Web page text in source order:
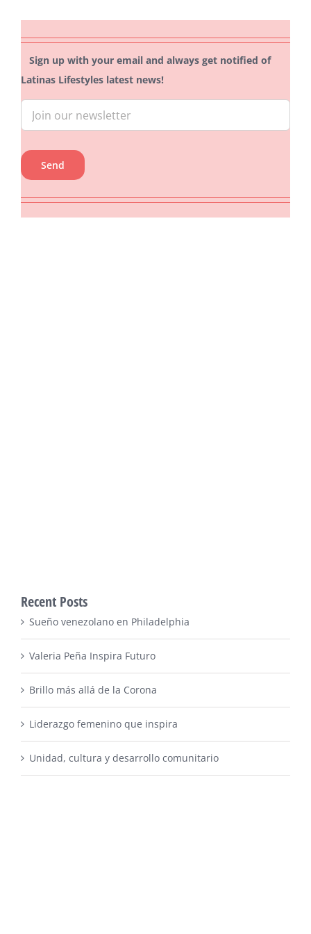
Sign up with your email and always get notified of
Latinas Lifestyles latest news!
Recent Posts
Sueño venezolano en Philadelphia
Valeria Peña Inspira Futuro
Brillo más allá de la Corona
Liderazgo femenino que inspira
Unidad, cultura y desarrollo comunitario